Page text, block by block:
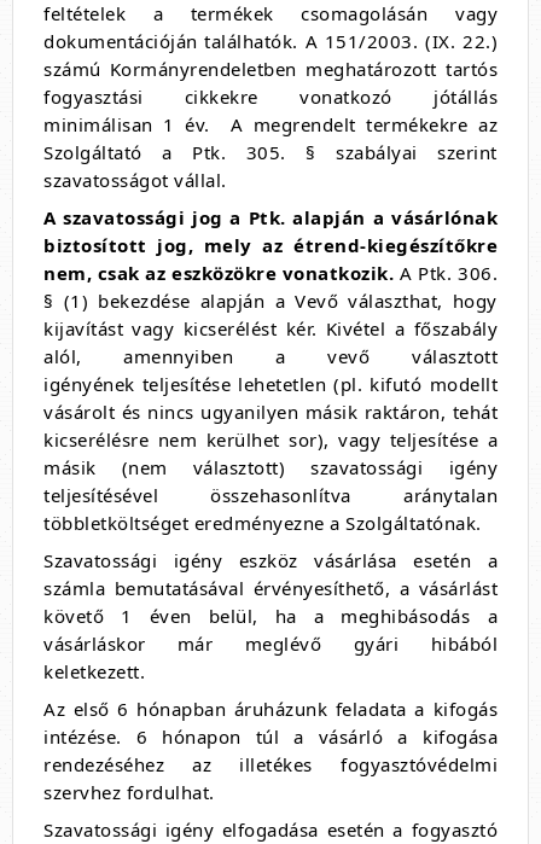
feltételek a termékek csomagolásán vagy
dokumentációján találhatók. A 151/2003. (IX. 22.)
számú Kormányrendeletben meghatározott tartós
fogyasztási cikkekre vonatkozó jótállás
minimálisan 1 év. A megrendelt termékekre az
Szolgáltató a Ptk. 305. § szabályai szerint
szavatosságot vállal.
A szavatossági jog a Ptk. alapján a vásárlónak
biztosított jog, mely az étrend-kiegészítőkre
nem, csak az eszközökre vonatkozik. A Ptk. 306.
§ (1) bekezdése alapján a Vevő választhat, hogy
kijavítást vagy kicserélést kér. Kivétel a főszabály
alól, amennyiben a vevő választott
igényének teljesítése lehetetlen (pl. kifutó modellt
vásárolt és nincs ugyanilyen másik raktáron, tehát
kicserélésre nem kerülhet sor), vagy teljesítése a
másik (nem választott) szavatossági igény
teljesítésével összehasonlítva aránytalan
többletköltséget eredményezne a Szolgáltatónak.
Szavatossági igény eszköz vásárlása esetén a
számla bemutatásával érvényesíthető, a vásárlást
követő 1 éven belül, ha a meghibásodás a
vásárláskor már meglévő gyári hibából
keletkezett.
Az első 6 hónapban áruházunk feladata a kifogás
intézése. 6 hónapon túl a vásárló a kifogása
rendezéséhez az illetékes fogyasztóvédelmi
szervhez fordulhat.
Szavatossági igény elfogadása esetén a fogyasztó